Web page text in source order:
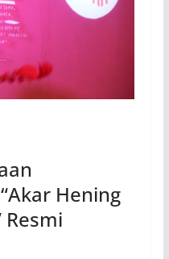
Hening
Resmi